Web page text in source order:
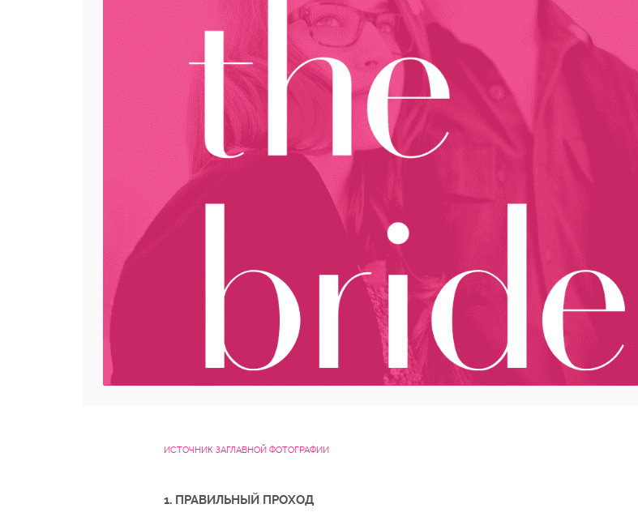
ИСТОЧНИК ЗАГЛАВНОЙ ФОТОГРАФИИ
1. ПРАВИЛЬНЫЙ ПРОХОД